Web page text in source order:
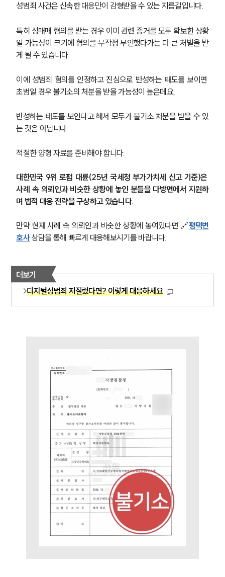
오시는 길
글로벌 파트너 로펌
고객의 소리
주요 업무사례
사례분석/최신동향
법률정보
고객후기
업무분야
성범죄대응부 업무
전체
구성원 소개
성범죄 사건은 신속한 대응만이 감형받을 수 있는 지름길입니다.
특히 성매매 혐의를 받는 경우 이미 관련 증거를 모두 확보한 상황
일 가능성이 크기에 혐의를 무작정 부인했다가는 더 큰 처벌을 받
게 될 수 있습니다.
이에 성범죄 혐의를 인정하고 진심으로 반성하는 태도를 보이면
초범일 경우 불기소의 처분을 받을 가능성이 높은데요,
반성하는 태도를 보인다고 해서 모두가 불기소 처분을 받을 수 있
는 것은 아닙니다.
적절한 양형 자료를 준비해야 합니다.
대한민국 9위 로펌 대륜(25년 국세청 부가가치세 신고 기준)은
사례 속 의뢰인과 비슷한 상황에 놓인 분들을 다방면에서 지원하
며 법적 대응 전략을 구상하고 있습니다.
만약 현재 사례 속 의뢰인과 비슷한 상황에 놓여있다면 🔗평택변
호사 상담을 통해 빠르게 대응해보시기를 바랍니다.
더보기
디지털성범죄 저질렀다면? 이렇게 대응하세요